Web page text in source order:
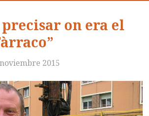
precisar on era el
2015